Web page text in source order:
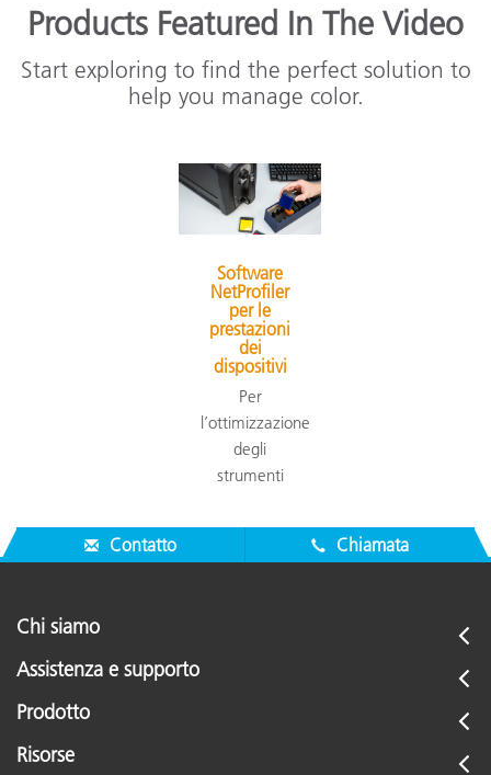
Products Featured In The Video
Start exploring to find the perfect solution to
help you manage color.
Software
NetProfiler
per le
prestazioni
dei
dispositivi
Per
l’ottimizzazione
degli
strumenti
Contatto Chiamata
Chi siamo
Assistenza e supporto
Prodotto
Risorse